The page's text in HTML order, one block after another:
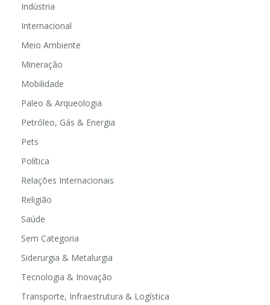
Indústria
Internacional
Meio Ambiente
Mineração
Mobilidade
Paleo & Arqueologia
Petróleo, Gás & Energia
Pets
Política
Relações Internacionais
Religião
Saúde
Sem Categoria
Siderurgia & Metalurgia
Tecnologia & Inovação
Transporte, Infraestrutura & Logística